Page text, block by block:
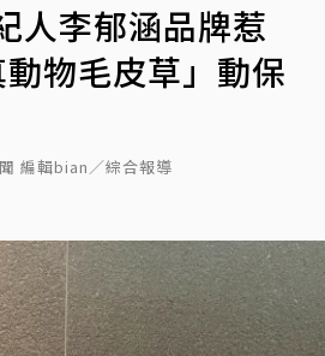
人李郁涵品牌惹
物毛皮草」動保
編輯bian／綜合報導